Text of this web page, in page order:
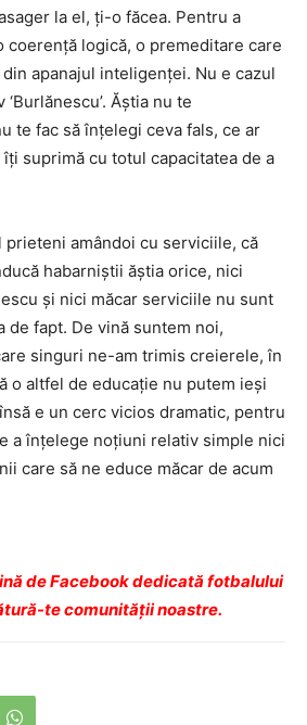
la el, ți-o făcea. Pentru a
coerență logică, o premeditare care
apanajul inteligenței. Nu e cazul
Ăștia nu te
te fac să înțelegi ceva fals, ce ar
suprimă cu totul capacitatea de a
prieteni amândoi cu serviciile, că
habarniștii ăștia orice, nici
și nici măcar serviciile nu sunt
de fapt. De vină suntem noi,
singuri ne-am trimis creierele, în
o altfel de educație nu putem ieși
e un cerc vicios dramatic, pentru
a înțelege noțiuni relativ simple nici
care să ne educe măcar de acum
de Facebook dedicată fotbalului
te comunității noastre.